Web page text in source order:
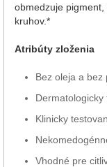
obmedzuje
kruhov.*
Atribúty zloženia
Bez oleja a bez
Dermatologicky
Klinicky
Vhodné pre